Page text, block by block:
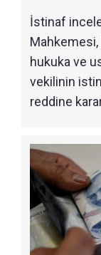
İstinaf
Mahkemesi,
hukuka ve
vekilinin
reddine